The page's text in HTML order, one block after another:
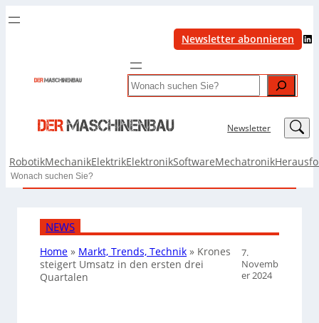
Newsletter abonnieren LinkedIn
Search
Newsletter LinkedIn
RobotikMechanikElektrikElektronikSoftwareMechatronik
Search
NEWS
Home » Markt, Trends, Technik » Krones
steigert Umsatz in den ersten drei
Quartalen
7.
Novemb
er 2024